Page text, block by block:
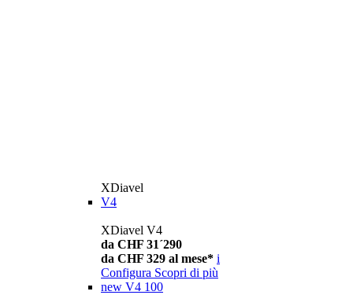
XDiavel
V4
XDiavel V4
da CHF 31´290
da CHF 329 al mese* i
Configura Scopri di più
new V4 100